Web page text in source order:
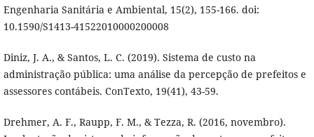
Engenharia Sanitária e Ambiental, 15(2), 155-166. doi:
10.1590/S1413-41522010000200008
Diniz, J. A., & Santos, L. C. (2019). Sistema de custo na
administração pública: uma análise da percepção de prefeitos e
assessores contábeis. ConTexto, 19(41), 43-59.
Drehmer, A. F., Raupp, F. M., & Tezza, R. (2016, novembro).